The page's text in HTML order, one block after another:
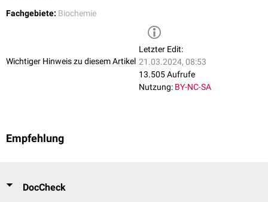
Fachgebiete: Biochemie
Wichtiger Hinweis zu diesem Artikel
Letzter Edit:
21.03.2024, 08:53
13.505 Aufrufe
Nutzung: BY-NC-SA
Empfehlung
DocCheck